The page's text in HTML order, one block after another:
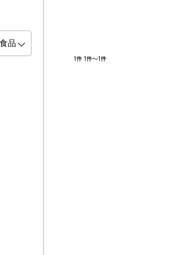
1件 1件～1件